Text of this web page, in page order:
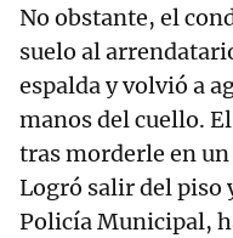
No obstante, el
suelo al
espalda y volvió a
manos del cuello.
tras morderle en
Logró salir del piso
Policía Municipal,